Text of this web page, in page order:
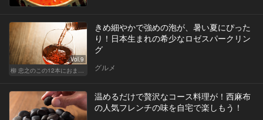
Vol.9
柳 忠之のこの12本におまかせ
きめ細やかで強めの泡が、暑い夏にぴった
り！日本生まれの希少なロゼスパークリン
グ
グルメ
温めるだけで贅沢なコース料理が！西麻布
の人気フレンチの味を自宅で楽しもう！